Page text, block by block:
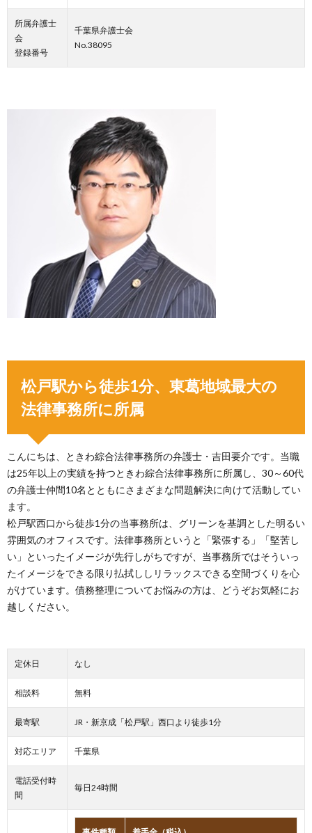
所属弁護士
会
登録番号
千葉県弁護士会
No.38095
松戸駅から徒歩1分、東葛地域最大の
法律事務所に所属
こんにちは、ときわ綜合法律事務所の弁護士・吉田要介です。当職
は25年以上の実績を持つときわ綜合法律事務所に所属し、30～60代
の弁護士仲間10名とともにさまざまな問題解決に向けて活動してい
ます。
松戸駅西口から徒歩1分の当事務所は、グリーンを基調とした明るい
雰囲気のオフィスです。法律事務所というと「緊張する」「堅苦し
い」といったイメージが先行しがちですが、当事務所ではそういっ
たイメージをできる限り払拭ししリラックスできる空間づくりを心
がけています。債務整理についてお悩みの方は、どうぞお気軽にお
越しください。
定休日 なし
相談料 無料
最寄駅 JR・新京成「松戸駅」西口より徒歩1分
対応エリア 千葉県
電話受付時
間
毎日24時間